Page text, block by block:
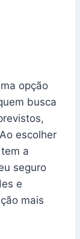
opção
busca
escolher
a
seguro
e
mais